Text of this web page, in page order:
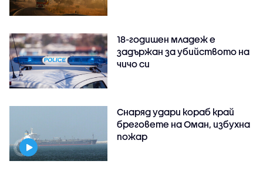
18-годишен младеж е
задържан за убийството на
чичо си
Снаряд удари кораб край
бреговете на Оман, избухна
пожар